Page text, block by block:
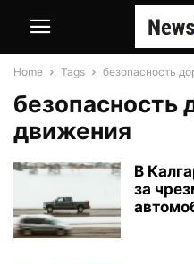
Home Tags безопасность
безопасность
движения
В
за